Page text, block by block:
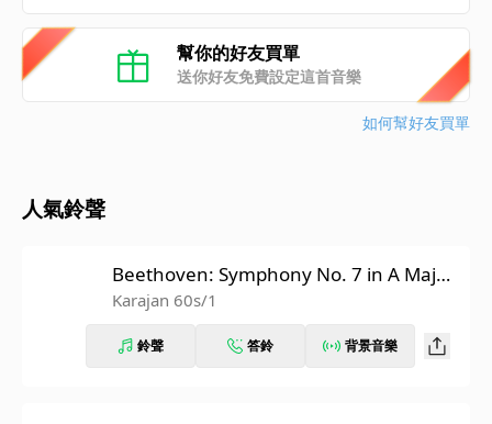
幫你的好友買單
送你好友免費設定這首音樂
如何幫好友買單
人氣鈴聲
Beethoven: Symphony No. 7 in A Major,
Op. 92: II. Allegretto (Recorded 1962)
Karajan 60s/1
鈴聲 答鈴 背景音樂